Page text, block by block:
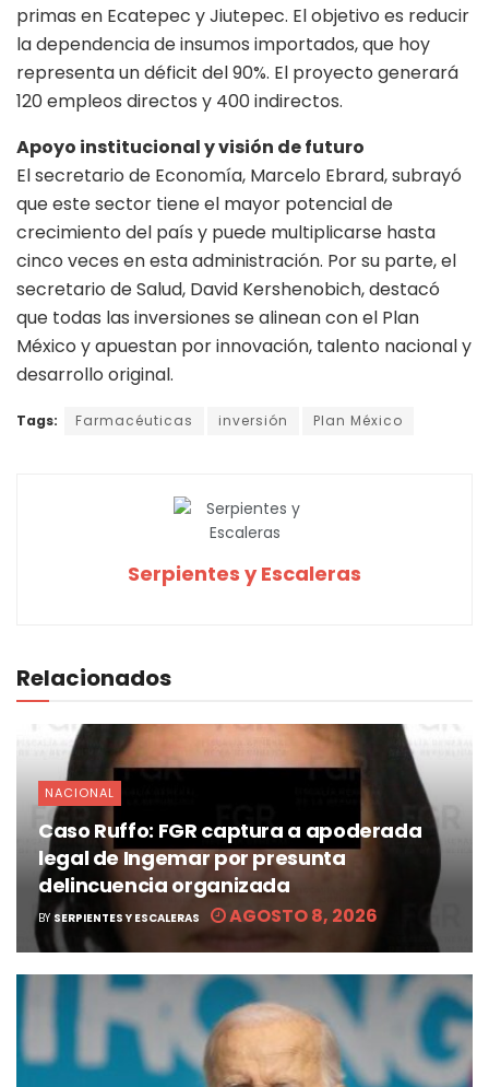
primas en Ecatepec y Jiutepec. El objetivo es reducir
la dependencia de insumos importados, que hoy
representa un déficit del 90%. El proyecto generará
120 empleos directos y 400 indirectos.
Apoyo institucional y visión de futuro
El secretario de Economía, Marcelo Ebrard, subrayó
que este sector tiene el mayor potencial de
crecimiento del país y puede multiplicarse hasta
cinco veces en esta administración. Por su parte, el
secretario de Salud, David Kershenobich, destacó
que todas las inversiones se alinean con el Plan
México y apuestan por innovación, talento nacional y
desarrollo original.
Tags: Farmacéuticas inversión Plan México
Serpientes y Escaleras
Relacionados
NACIONAL
Caso Ruffo: FGR captura a apoderada
legal de Ingemar por presunta
delincuencia organizada
BY SERPIENTES Y ESCALERAS AGOSTO 8, 2026